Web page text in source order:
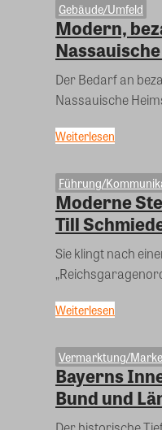
Gebäude/Umfeld
Modern,
Der Bedarf an
Nassauische
Weiterlesen
Führung/
Moderne
Till
Sie klingt nach
Weiterlesen
Vermarktung/
Bayerns
Bund und